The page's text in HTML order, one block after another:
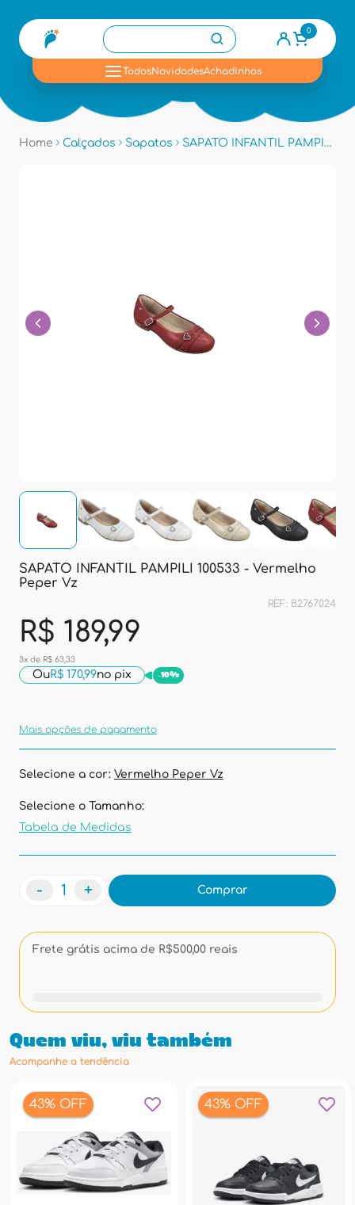
0
TodosNovidadesAchadinhos
Home Calçados Sapatos SAPATO INFANTIL PAMPILI 100533 - Vermelho Peper Vz
SAPATO INFANTIL PAMPILI 100533 - Vermelho
Peper Vz
REF: B2767024
R$ 189,99
3x de R$ 63,33
OuR$ 170,99no pix -10%
Mais opções de pagamento
Selecione a cor: Vermelho Peper Vz
Selecione o Tamanho:
Tabela de Medidas
- + Comprar
Frete grátis acima de R$500,00 reais
Quem viu, viu também
Acompanhe a tendência
43% OFF 43% OFF